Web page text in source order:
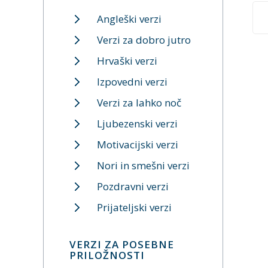
Angleški verzi
Verzi za dobro jutro
Hrvaški verzi
Izpovedni verzi
Verzi za lahko noč
Ljubezenski verzi
Motivacijski verzi
Nori in smešni verzi
Pozdravni verzi
Prijateljski verzi
VERZI ZA POSEBNE
PRILOŽNOSTI